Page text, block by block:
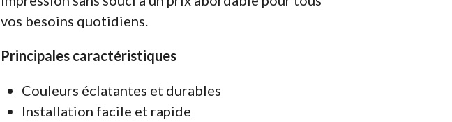
vos besoins quotidiens.
Principales caractéristiques
Couleurs éclatantes et durables
Installation facile et rapide